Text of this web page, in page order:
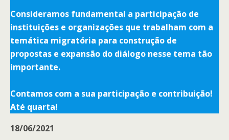
Consideramos fundamental a participação de
instituições e organizações que trabalham com a
temática migratória para construção de
propostas e expansão do diálogo nesse tema tão
importante.
Contamos com a sua participação e contribuição!
Até quarta!
18/06/2021